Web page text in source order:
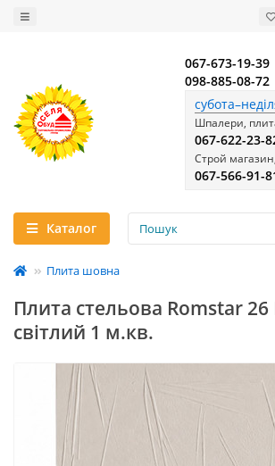
067-673-19-39
098-885-08-72
Шпалери,
067-622-23-
Строй
067-566-91-
Каталог
Плита шовна
Плита стельова Romstar
світлий 1 м.кв.